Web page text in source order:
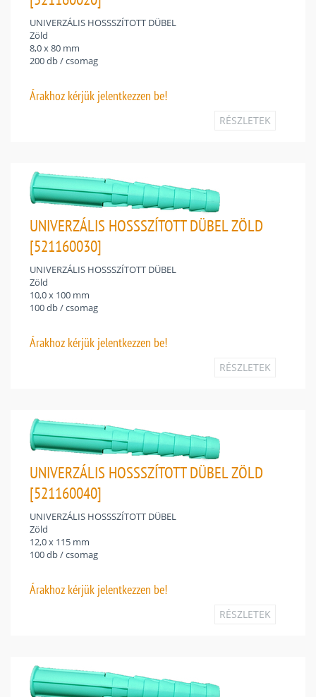
UNIVERZÁLIS HOSSSZÍTOTT DÜBEL
Zöld
8,0 x 80 mm
200 db / csomag
Árakhoz kérjük jelentkezzen be!
RÉSZLETEK
UNIVERZÁLIS HOSSSZÍTOTT DÜBEL ZÖLD
[521160030]
UNIVERZÁLIS HOSSSZÍTOTT DÜBEL
Zöld
10,0 x 100 mm
100 db / csomag
Árakhoz kérjük jelentkezzen be!
RÉSZLETEK
UNIVERZÁLIS HOSSSZÍTOTT DÜBEL ZÖLD
[521160040]
UNIVERZÁLIS HOSSSZÍTOTT DÜBEL
Zöld
12,0 x 115 mm
100 db / csomag
Árakhoz kérjük jelentkezzen be!
RÉSZLETEK